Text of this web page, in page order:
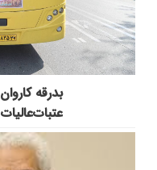
عتبات‌عالیات